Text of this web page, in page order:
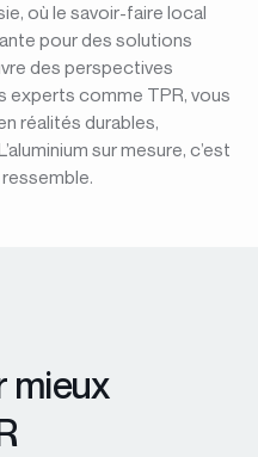
où le savoir-faire local
pour des solutions
des perspectives
experts comme TPR, vous
réalités durables,
sur mesure, c’est
ressemble.
mieux